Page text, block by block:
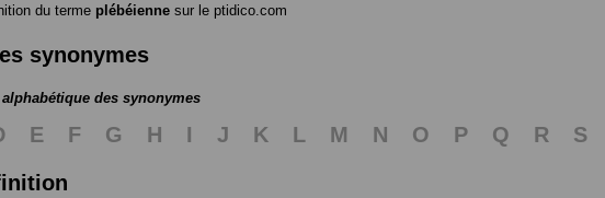
du terme plébéienne sur le ptidico.com
synonymes
des synonymes
E F G H I J K L M N O P Q R S